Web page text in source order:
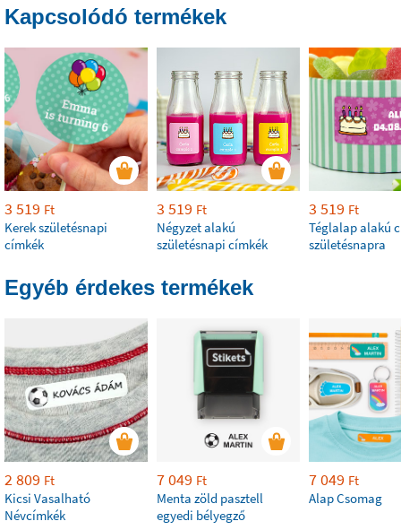
Kapcsolódó termékek
3 519 Ft
Kerek születésnapi
címkék
3 519 Ft
Négyzet alakú
születésnapi címkék
3 519 Ft
Téglalap alakú
születésnapra
Egyéb érdekes termékek
2 809 Ft
Kicsi Vasalható
Névcímkék
7 049 Ft
Menta zöld pasztell
egyedi bélyegző
7 049 Ft
Alap Csomag